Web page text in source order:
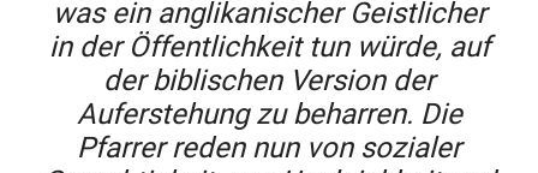
was ein anglikanischer Geistlicher
in der Öffentlichkeit tun würde, auf
der biblischen Version der
Auferstehung zu beharren. Die
Pfarrer reden nun von sozialer